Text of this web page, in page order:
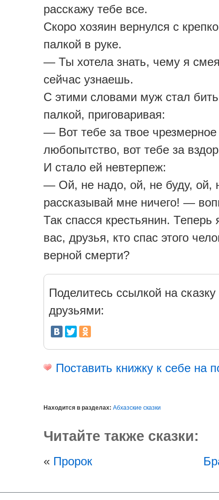
расскажу тебе все.
Скоро хозяин вернулся с
палкой в руке.
— Ты хотела знать, чему я
сейчас узнаешь.
С этими словами муж стал
палкой, приговаривая:
— Вот тебе за твое чрезмерное
любопытство, вот тебе за
И стало ей невтерпеж:
— Ой, не надо, ой, не буду, ой,
рассказывай мне ничего! —
Так спасся крестьянин.
вас, друзья, кто спас этого
верной смерти?
Поделитесь ссылкой на сказку
друзьями:
Поставить книжку к себе на
Находится в разделах: Абхазские сказки
Читайте также сказки:
« Пророк